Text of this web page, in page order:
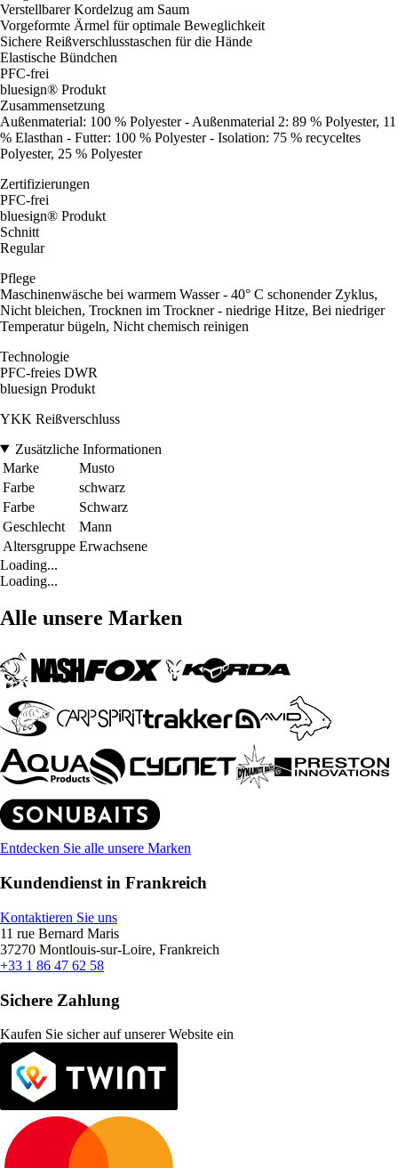
Verstellbarer Kordelzug am Saum
Vorgeformte Ärmel für optimale Beweglichkeit
Sichere Reißverschlusstaschen für die Hände
Elastische Bündchen
PFC-frei
bluesign® Produkt
Zusammensetzung
Außenmaterial: 100 % Polyester - Außenmaterial 2: 89 % Polyester, 11
% Elasthan - Futter: 100 % Polyester - Isolation: 75 % recyceltes
Polyester, 25 % Polyester
Zertifizierungen
PFC-frei
bluesign® Produkt
Schnitt
Regular
Pflege
Maschinenwäsche bei warmem Wasser - 40° C schonender Zyklus,
Nicht bleichen, Trocknen im Trockner - niedrige Hitze, Bei niedriger
Temperatur bügeln, Nicht chemisch reinigen
Technologie
PFC-freies DWR
bluesign Produkt
YKK Reißverschluss
Zusätzliche Informationen
Marke
Musto
Farbe
schwarz
Farbe
Schwarz
Geschlecht
Mann
Altersgruppe Erwachsene
Loading...
Loading...
Alle unsere Marken
Entdecken Sie alle unsere Marken
Kundendienst in Frankreich
Kontaktieren Sie uns
11 rue Bernard Maris
37270 Montlouis-sur-Loire, Frankreich
+33 1 86 47 62 58
Sichere Zahlung
Kaufen Sie sicher auf unserer Website ein